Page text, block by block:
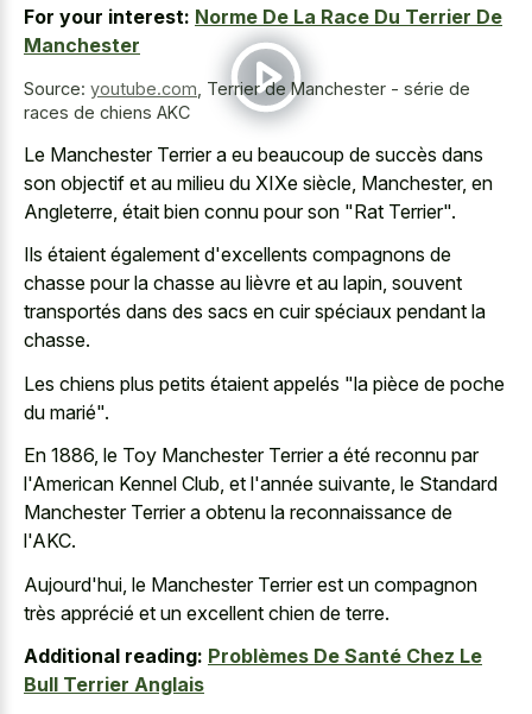
For your interest: Norme De La Race Du Terrier De
Manchester
Source: youtube.com Terrier de Manchester - série de
races de chiens AKC
Le Manchester Terrier a eu beaucoup de succès dans
son objectif et au milieu du XIXe siècle, Manchester, en
Angleterre, était bien connu pour son "Rat Terrier".
Ils étaient également d'excellents compagnons de
chasse pour la chasse au lièvre et au lapin, souvent
transportés dans des sacs en cuir spéciaux pendant la
chasse.
Les chiens plus petits étaient appelés "la pièce de poche
du marié".
En 1886, le Toy Manchester Terrier a été reconnu par
l'American Kennel Club, et l'année suivante, le Standard
Manchester Terrier a obtenu la reconnaissance de
l'AKC.
Aujourd'hui, le Manchester Terrier est un compagnon
très apprécié et un excellent chien de terre.
Additional reading: Problèmes De Santé Chez Le
Bull Terrier Anglais